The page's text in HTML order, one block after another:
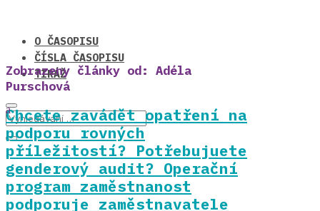
O ČASOPISU
ČÍSLA ČASOPISU
TIRÁŽ
Zobrazeny články od: Adéla
Purschová
Chcete zavádět opatření na
podporu rovných
příležitostí? Potřebujuete
genderový audit? Operační
program zaměstnanost
podporuje zaměstnavatele